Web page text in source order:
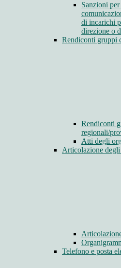
Sanzioni
di incarichi
direzione o
Rendiconti gruppi
Rendiconti
regionali/
Atti degli
Articolazione
Telefono e posta